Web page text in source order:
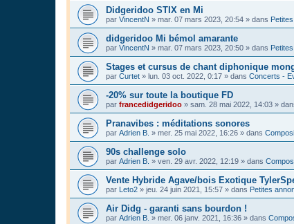
Didgeridoo STIX en Mi
par VincentN » mar. 07 mars 2023, 20:54 » dans
didgeridoo Mi bémol amarante
par VincentN » mar. 07 mars 2023, 20:50 » dans
Stages et cursus de chant diphonique
par Curtet » lun. 03 oct. 2022, 0:17 » dans Concerts -
-20% sur toute la boutique FD
par francedidgeridoo » sam. 28 mai 2022, 14:03 »
Pranavibes : méditations sonores
par Adrien B. » mer. 25 mai 2022, 16:26 » dans
90s challenge solo
par Adrien B. » ven. 29 avr. 2022, 12:19 » dans
Vente Hybride Agave/bois Exotique
par Leto2 » jeu. 24 juin 2021, 15:57 » dans Petites
Air Didg - garanti sans bourdon !
par Adrien B. » mer. 06 janv. 2021, 16:36 » dans